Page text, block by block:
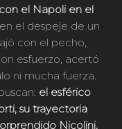
el Napoli en el
el despeje de un
con el pecho,
esfuerzo, acertó
ni mucha fuerza.
el esférico
su trayectoria
Nicolini,